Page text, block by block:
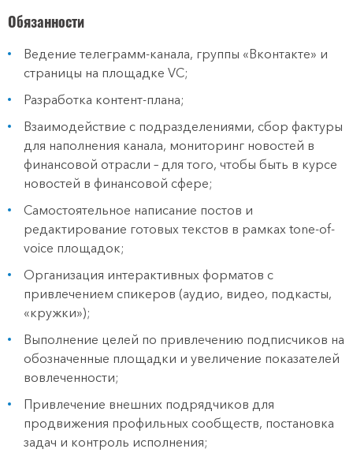
Обязанности
Ведение телеграмм-канала, группы «Вконтакте» и
страницы на площадке VC;
Разработка контент-плана;
Взаимодействие с подразделениями, сбор фактуры
для наполнения канала, мониторинг новостей в
финансовой отрасли – для того, чтобы быть в курсе
новостей в финансовой сфере;
Самостоятельное написание постов и
редактирование готовых текстов в рамках tone-of-
voice площадок;
Организация интерактивных форматов с
привлечением спикеров (аудио, видео, подкасты,
«кружки»);
Выполнение целей по привлечению подписчиков на
обозначенные площадки и увеличение показателей
вовлеченности;
Привлечение внешних подрядчиков для
продвижения профильных сообществ, постановка
задач и контроль исполнения;